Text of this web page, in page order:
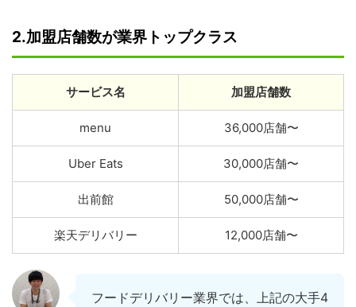
2.加盟店舗数が業界トップクラス
サービス名 加盟店舗数
menu 36,000店舗〜
Uber Eats 30,000店舗〜
出前館 50,000店舗〜
楽天デリバリー 12,000店舗〜
フードデリバリー業界では、上記の大手4